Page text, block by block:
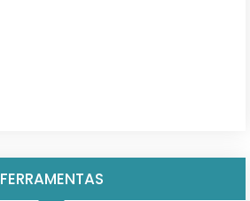
FERRAMENTAS